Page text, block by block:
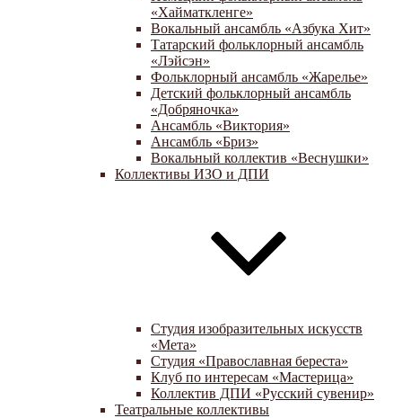
«Хайматкленге»
Вокальный ансамбль «Азбука Хит»
Татарский фольклорный ансамбль
«Лэйсэн»
Фольклорный ансамбль «Жарелье»
Детский фольклорный ансамбль
«Добряночка»
Ансамбль «Виктория»
Ансамбль «Бриз»
Вокальный коллектив «Веснушки»
Коллективы ИЗО и ДПИ
Студия изобразительных искусств
«Мета»
Студия «Православная береста»
Клуб по интересам «Мастерица»
Коллектив ДПИ «Русский сувенир»
Театральные коллективы